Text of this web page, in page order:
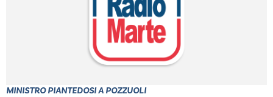
MINISTRO PIANTEDOSI A POZZUOLI